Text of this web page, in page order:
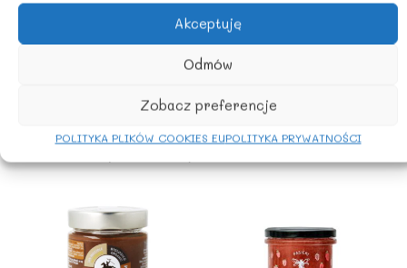
Akceptuję
Odmów
Zobacz preferencje
POLITYKA PLIKÓW COOKIES EUPOLITYKA PRYWATNOŚCI
Przechowywać w ciemnym i chłodnym miejscu.
Chronić przed bezpośrednim działaniem promieni
Podobne produkty